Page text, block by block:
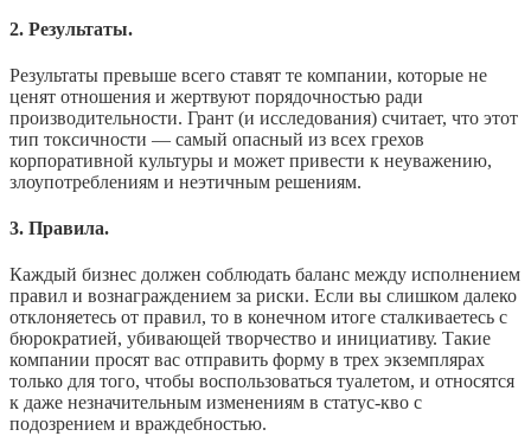
2. Результаты.
Результаты превыше всего ставят те компании, которые не
ценят отношения и жертвуют порядочностью ради
производительности. Грант (и исследования) считает, что этот
тип токсичности — самый опасный из всех грехов
корпоративной культуры и может привести к неуважению,
злоупотреблениям и неэтичным решениям.
3. Правила.
Каждый бизнес должен соблюдать баланс между исполнением
правил и вознаграждением за риски. Если вы слишком далеко
отклоняетесь от правил, то в конечном итоге сталкиваетесь с
бюрократией, убивающей творчество и инициативу. Такие
компании просят вас отправить форму в трех экземплярах
только для того, чтобы воспользоваться туалетом, и относятся
к даже незначительным изменениям в статус-кво с
подозрением и враждебностью.